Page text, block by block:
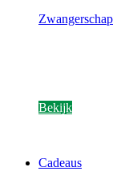
Zwangerschap
Bekijk
Cadeaus